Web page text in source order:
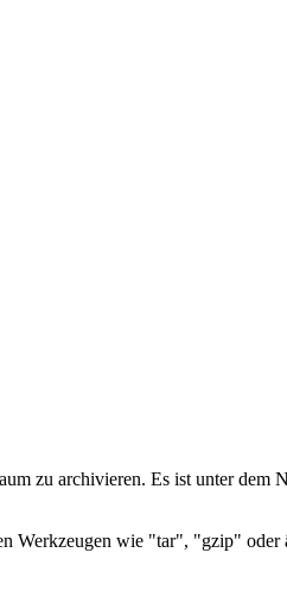
zu archivieren. Es ist unter
Werkzeugen wie "tar", "gzip"